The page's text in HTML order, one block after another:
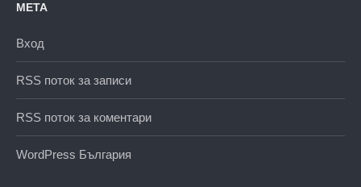
МЕТА
Вход
RSS поток за записи
RSS поток за коментари
WordPress България